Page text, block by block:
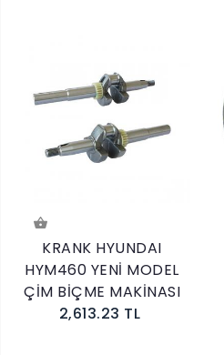
KRANK HYUNDAI
HYM460 YENİ MODEL
ÇİM BİÇME MAKİNASI
2,613.23 TL